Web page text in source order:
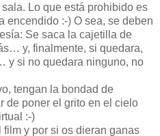
Lo que está prohibido es
encendido :-) O sea, se deben
Se saca la cajetilla de
y, finalmente, si quedara,
y si no quedara ninguno, no
tengan la bondad de
de poner el grito en el cielo
:-)
y por si os dieran ganas